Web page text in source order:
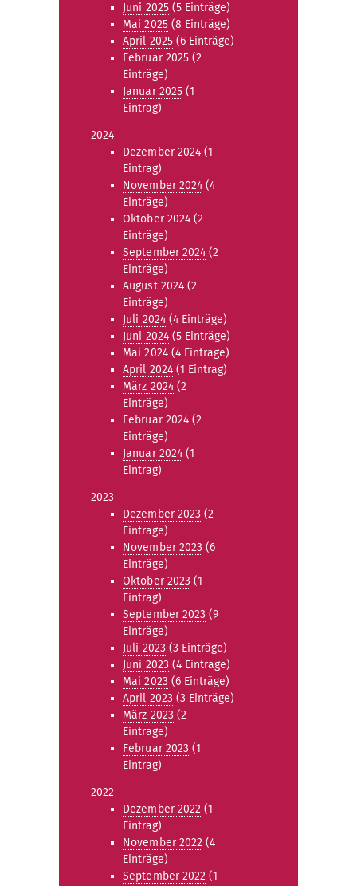
Juni 2025(5 Einträge)
Mai 2025(8 Einträge)
April 2025 (6 Einträge)
Februar 2025 (2
Einträge)
Januar 2025 (1
Eintrag)
2024
Dezember 2024 (1
Eintrag)
November 2024 (4
Einträge)
Oktober 2024 (2
Einträge)
September 2024 (2
Einträge)
August 2024 (2
Einträge)
Juli 2024(4 Einträge)
Juni 2024(5 Einträge)
Mai 2024(4 Einträge)
April 2024 (1 Eintrag)
März 2024(2
Einträge)
Februar 2024 (2
Einträge)
Januar 2024 (1
Eintrag)
2023
Dezember 2023 (2
Einträge)
November 2023 (6
Einträge)
Oktober 2023 (1
Eintrag)
September 2023 (9
Einträge)
Juli 2023 (3 Einträge)
Juni 2023 (4 Einträge)
Mai 2023 (6 Einträge)
April 2023 (3 Einträge)
März 2023 (2
Einträge)
Februar 2023 (1
Eintrag)
2022
Dezember 2022 (1
Eintrag)
November 2022 (4
Einträge)
September 2022 (1